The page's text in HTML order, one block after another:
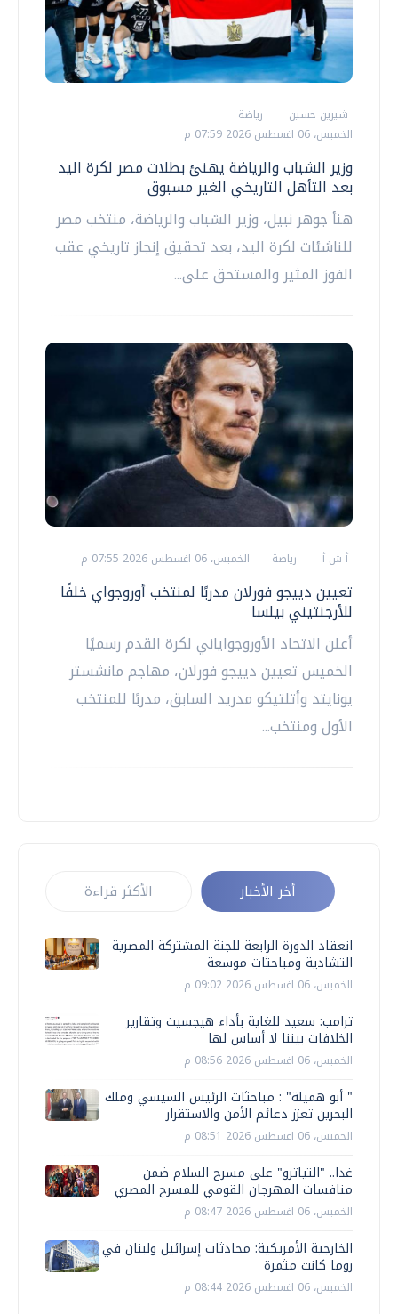
شيرين حسين
رياضة
الخميس، 06 اغسطس 2026 07:59 م
وزير الشباب والرياضة يهنئ بطلات مصر لكرة اليد
بعد التأهل التاريخي الغير مسبوق
هنأ جوهر نبيل، وزير الشباب والرياضة، منتخب مصر
للناشئات لكرة اليد، بعد تحقيق إنجاز تاريخي عقب
الفوز المثير والمستحق على...
أ ش أ رياضة الخميس، 06 اغسطس 2026 07:55 م
تعيين دييجو فورلان مدربًا لمنتخب أوروجواي خلفًا
للأرجنتيني بيلسا
أعلن الاتحاد الأوروجواياني لكرة القدم رسميًا
الخميس تعيين دييجو فورلان، مهاجم مانشستر
يونايتد وأتلتيكو مدريد السابق، مدربًا للمنتخب
الأول ومنتخب...
أخر الأخبار الأكثر قراءة
انعقاد الدورة الرابعة للجنة المشتركة المصرية
التشادية ومباحثات موسعة
الخميس، 06 اغسطس 2026 09:02 م
ترامب: سعيد للغاية بأداء هيجسيث وتقارير
الخلافات بيننا لا أساس لها
الخميس، 06 اغسطس 2026 08:56 م
" أبو هميلة" : مباحثات الرئيس السيسي وملك
البحرين تعزز دعائم الأمن والاستقرار
الخميس، 06 اغسطس 2026 08:51 م
غدا.. "التياترو" على مسرح السلام ضمن
منافسات المهرجان القومي للمسرح المصري
الخميس، 06 اغسطس 2026 08:47 م
الخارجية الأمريكية: محادثات إسرائيل ولبنان في
روما كانت مثمرة
الخميس، 06 اغسطس 2026 08:44 م